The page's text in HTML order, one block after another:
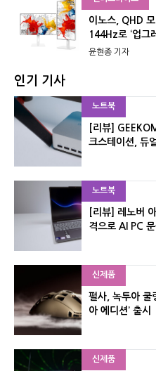
이노스, QHD
144Hz로 ‘업그
윤현종 기자
인기 기사
노트북
[리뷰]
크스테이션, 듀
노트북
[리뷰] 레노버
격으로 AI PC
신제품
펄사, 녹투아 쿨
아 에디션’ 출시
신제품